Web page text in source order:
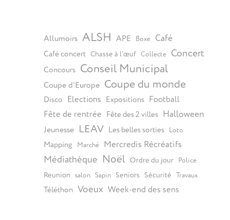
Allumoirs ALSH APE Boxe Café
Café concert Chasse à l’œuf Collecte Concert
Concours Conseil Municipal
Coupe d'Europe Coupe du monde
Disco Elections Expositions Football
Fête de rentrée Fête des 2 villes Halloween
Jeunesse LEAV Les belles sorties Loto
Mapping Marché Mercredis Récréatifs
Médiathèque Noël Ordre du jour Police
Reunion salon Sapin Seniors Sécurité Travaux
Téléthon Voeux Week-end des sens